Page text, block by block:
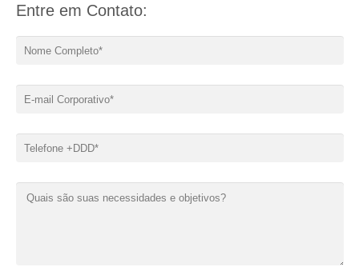
Entre em Contato: